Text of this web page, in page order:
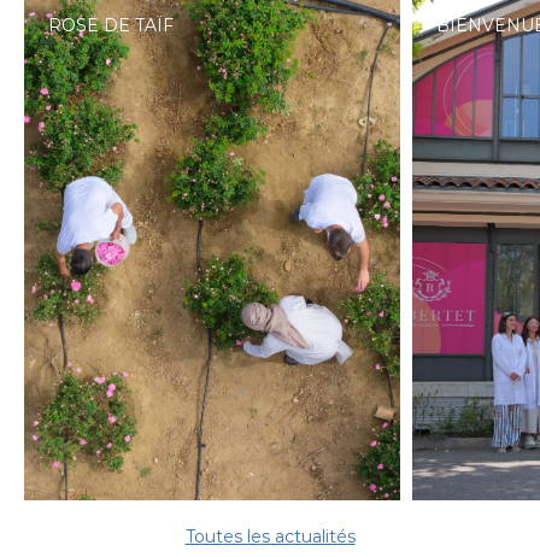
ROSE DE TAÏF
Toutes les actualités